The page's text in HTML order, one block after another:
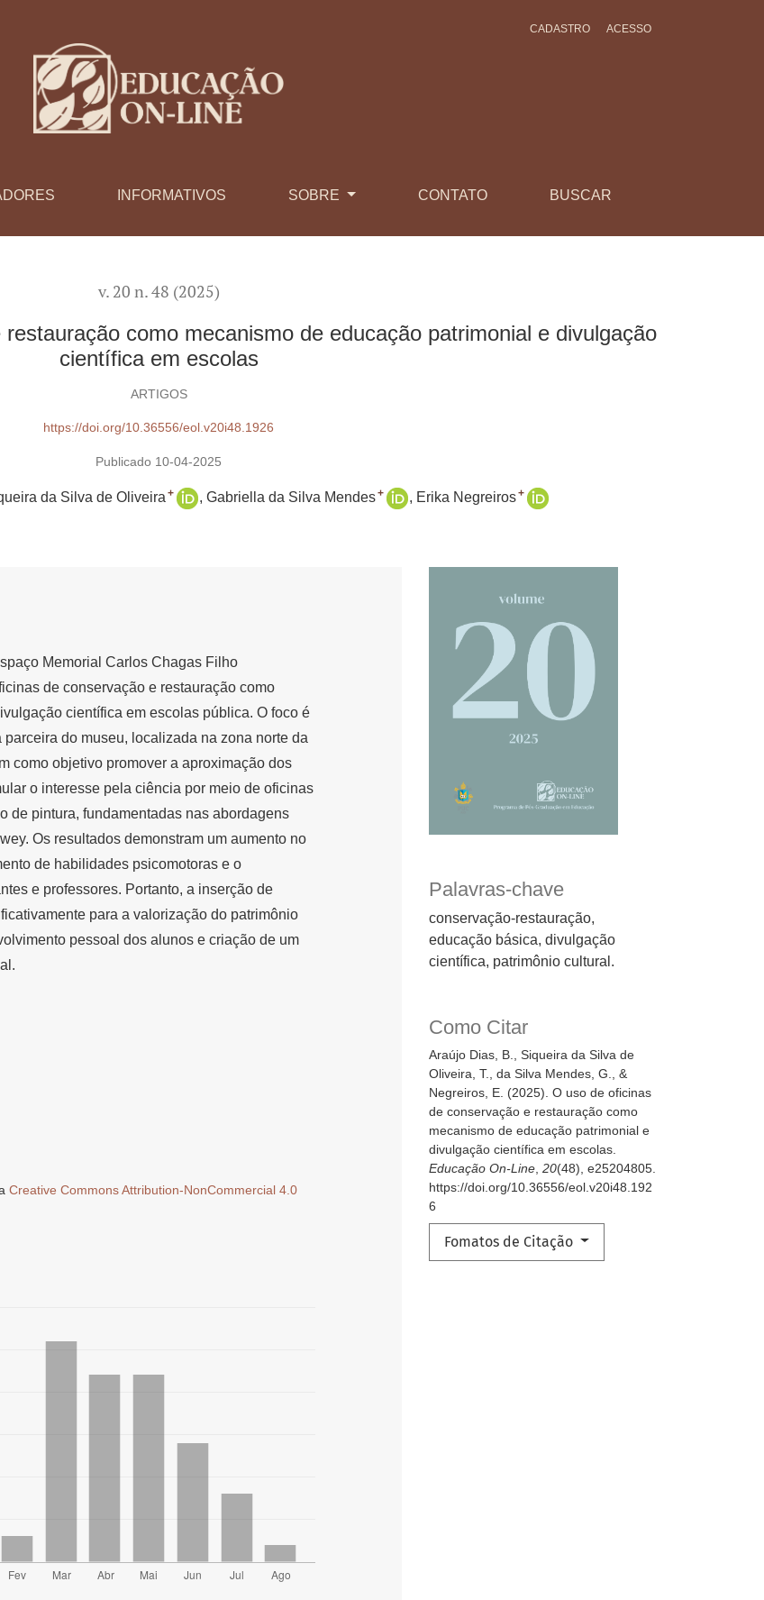
INFORMATIVOS SOBRE CONTATO BUSCAR
CADASTRO ACESSO
v. 20 n. 48 (2025)
como mecanismo de educação patrimonial e divulgação
científica em escolas
ARTIGOS
https://doi.org/10.36556/eol.v20i48.1926
Publicado 10-04-2025
da Silva de Oliveira + Gabriella da Silva Mendes+ Erika Negreiros+
Palavras-chave
conservação-restauração,
educação básica, divulgação
científica, patrimônio cultural.
Como Citar
Araújo Dias, B., Siqueira da Silva de
Oliveira, T., da Silva Mendes, G., &
Negreiros, E. (2025). O uso de oficinas
de conservação e restauração como
mecanismo de educação patrimonial e
divulgação científica em escolas.
Educação On-Line 20(48), e25204805.
https://doi.org/10.36556/eol.v20i48.192
6
Fomatos de Citação
Memorial Carlos Chagas Filho
de conservação e restauração como
científica em escolas pública. O foco é
do museu, localizada na zona norte da
como objetivo promover a aproximação dos
o interesse pela ciência por meio de oficinas
de pintura, fundamentadas nas abordagens
Os resultados demonstram um aumento no
de habilidades psicomotoras e o
e professores. Portanto, a inserção de
para a valorização do patrimônio
pessoal dos alunos e criação de um
Creative Commons Attribution-NonCommercial 4.0